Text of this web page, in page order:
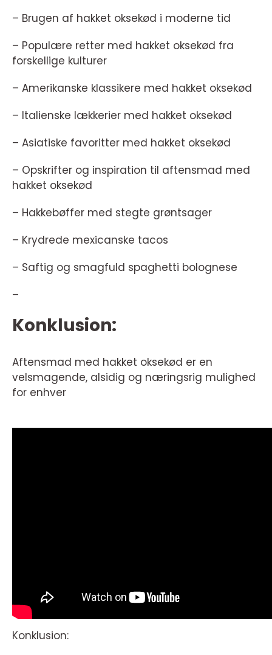
– Brugen af hakket oksekød i moderne tid
– Populære retter med hakket oksekød fra
forskellige kulturer
– Amerikanske klassikere med hakket oksekød
– Italienske lækkerier med hakket oksekød
– Asiatiske favoritter med hakket oksekød
– Opskrifter og inspiration til aftensmad med
hakket oksekød
– Hakkebøffer med stegte grøntsager
– Krydrede mexicanske tacos
– Saftig og smagfuld spaghetti bolognese
–
Konklusion:
Aftensmad med hakket oksekød er en
velsmagende, alsidig og næringsrig mulighed
for enhver
Konklusion: